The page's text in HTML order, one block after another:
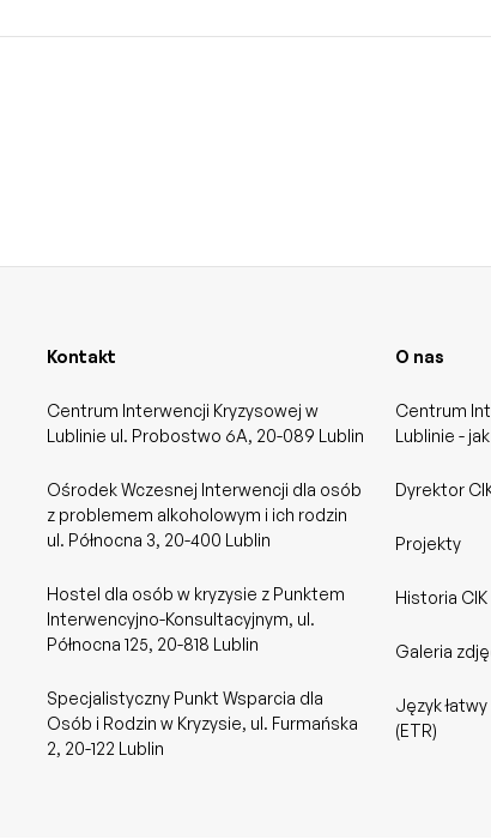
Kontakt
Centrum Interwencji Kryzysowej w
Lublinie ul. Probostwo 6A, 20-089 Lublin
Ośrodek Wczesnej Interwencji dla osób
z problemem alkoholowym i ich rodzin
ul. Północna 3, 20-400 Lublin
Hostel dla osób w kryzysie z Punktem
Interwencyjno-Konsultacyjnym, ul.
Północna 125, 20-818 Lublin
Specjalistyczny Punkt Wsparcia dla
Osób i Rodzin w Kryzysie, ul. Furmańska
2, 20-122 Lublin
O nas
Centrum
Lublinie -
Dyrektor
Projekty
Historia CIK
Galeria
Język
(ETR)